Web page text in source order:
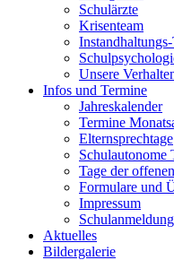
Schulärzte
Krisenteam
Unsere
Infos und Termine
Jahreskalender
Termine
Elternsprechtage
Schulautonome
Tage der
Formulare und
Impressum
Schulanmeldung
Aktuelles
Bildergalerie